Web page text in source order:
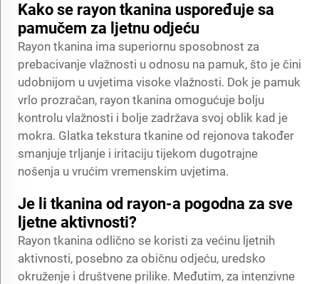
Kako se rayon tkanina uspoređuje sa
pamučem za ljetnu odjeću
Rayon tkanina ima superiornu sposobnost za
prebacivanje vlažnosti u odnosu na pamuk, što je čini
udobnijom u uvjetima visoke vlažnosti. Dok je pamuk
vrlo prozračan, rayon tkanina omogućuje bolju
kontrolu vlažnosti i bolje zadržava svoj oblik kad je
mokra. Glatka tekstura tkanine od rejonova također
smanjuje trljanje i iritaciju tijekom dugotrajne
nošenja u vrućim vremenskim uvjetima.
Je li tkanina od rayon-a pogodna za sve
ljetne aktivnosti?
Rayon tkanina odlično se koristi za većinu ljetnih
aktivnosti, posebno za običnu odjeću, uredsko
okruženje i društvene prilike. Međutim, za intenzivne